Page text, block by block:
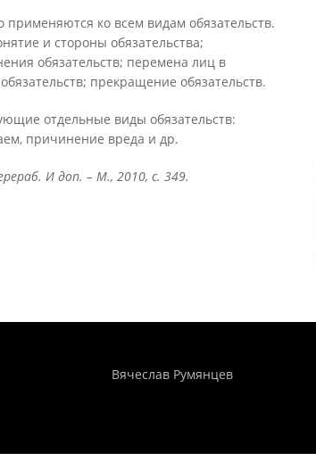
ко всем видам обязательств.
и стороны обязательства;
обязательств; перемена лиц в
прекращение обязательств.
отдельные виды обязательств:
причинение вреда и др.
И доп. – М., 2010, с. 349.
Вячеслав Румянцев